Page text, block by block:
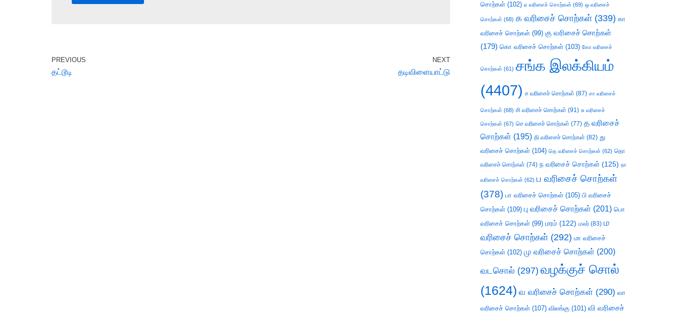
PREVIOUS
தட்டூடி
NEXT
தடிவிளையாட்டு
சொற்கள் (102) ஏ வரிசைச் சொற்கள் (69) ஒ வரிசைச்
சொற்கள் (68) க வரிசைச் சொற்கள் (339) கா
வரிசைச் சொற்கள் (99) கு வரிசைச் சொற்கள்
(179) கொ வரிசைச் சொற்கள் (103) கோ வரிசைச்
சொற்கள் (61) சங்க இலக்கியம்
(4407) ச வரிசைச் சொற்கள் (87) சா வரிசைச்
சொற்கள் (68) சி வரிசைச் சொற்கள் (91) சு வரிசைச்
சொற்கள் (67) செ வரிசைச் சொற்கள் (77) த வரிசைச்
சொற்கள் (195) தி வரிசைச் சொற்கள் (82) து
வரிசைச் சொற்கள் (104) தெ வரிசைச் சொற்கள் (62) தொ
வரிசைச் சொற்கள் (74) ந வரிசைச் சொற்கள் (125) நா
வரிசைச் சொற்கள் (62) ப வரிசைச் சொற்கள்
(378) பா வரிசைச் சொற்கள் (105) பி வரிசைச்
சொற்கள் (109) பு வரிசைச் சொற்கள் (201) பொ
வரிசைச் சொற்கள் (99) மரம் (122) மலர் (83) ம
வரிசைச் சொற்கள் (292) மா வரிசைச்
சொற்கள் (102) மு வரிசைச் சொற்கள் (200)
வடசொல் (297) வழக்குச் சொல்
(1624) வ வரிசைச் சொற்கள் (290) வா
வரிசைச் சொற்கள் (107) விலங்கு (101) வி வரிசைச்